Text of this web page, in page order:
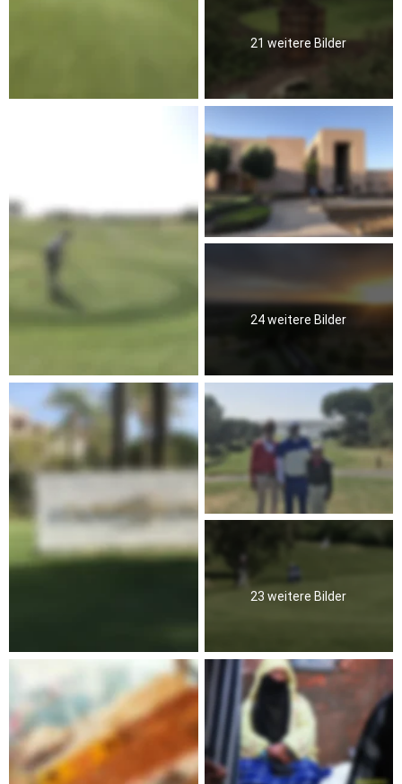
21 weitere Bilder
24 weitere Bilder
23 weitere Bilder